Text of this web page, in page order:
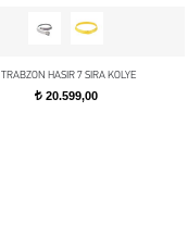
TRABZON HASIR 7 SIRA KOLYE
t 20.599,00